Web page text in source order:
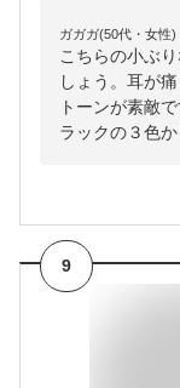
ガガガ(50代・女性)
こちらの小ぶ
しょう。耳が
トーンが素敵
ラックの３色か
9